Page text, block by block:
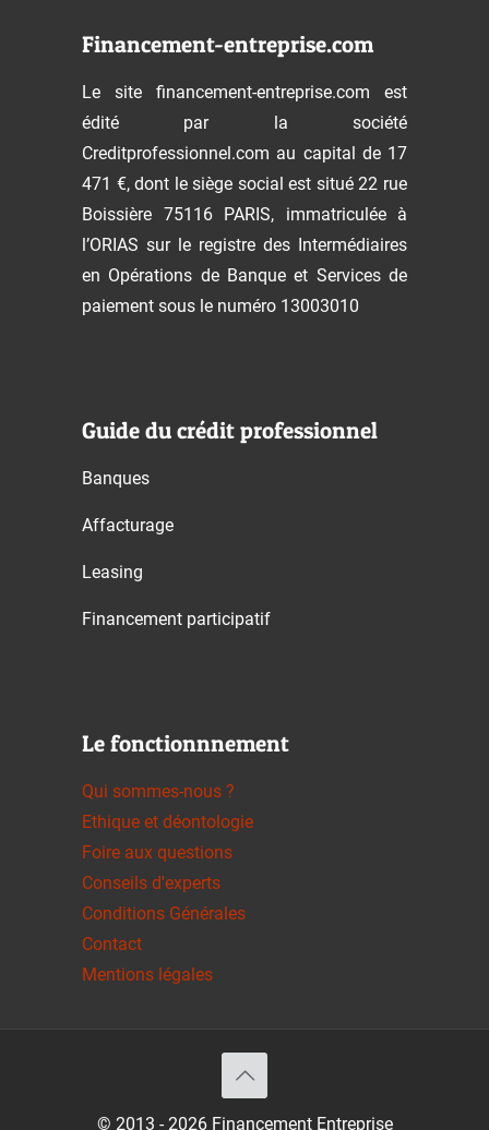
Financement-entreprise.com
Le site financement-entreprise.com est
édité par la société
Creditprofessionnel.com au capital de 17
471 €, dont le siège social est situé 22 rue
Boissière 75116 PARIS, immatriculée à
l’ORIAS sur le registre des Intermédiaires
en Opérations de Banque et Services de
paiement sous le numéro 13003010
Guide du crédit professionnel
Banques
Affacturage
Leasing
Financement participatif
Le fonctionnnement
Qui sommes-nous ?
Ethique et déontologie
Foire aux questions
Conseils d'experts
Conditions Générales
Contact
Mentions légales
© 2013 - 2026 Financement Entreprise